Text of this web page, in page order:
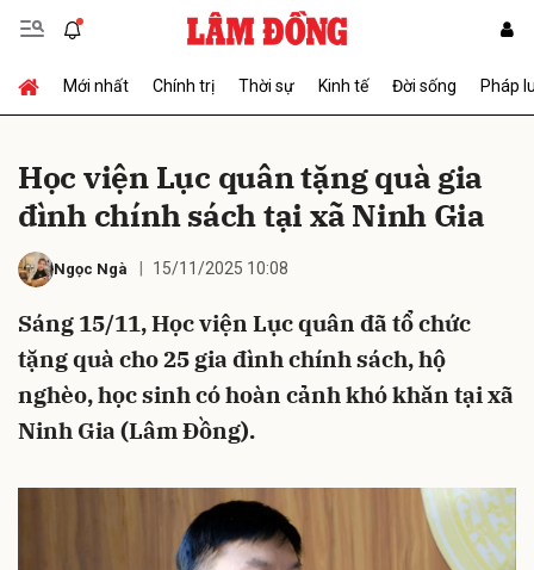
Mới nhất Chính trị Thời sự Kinh tế Đời sống Pháp
Học viện Lục quân tặng quà gia
đình chính sách tại xã Ninh Gia
Ngọc Ngà 15/11/2025 10:08
Sáng 15/11, Học viện Lục quân đã tổ chức
tặng quà cho 25 gia đình chính sách, hộ
nghèo, học sinh có hoàn cảnh khó khăn tại xã
Ninh Gia (Lâm Đồng).
Gửi bình luận
Hủy